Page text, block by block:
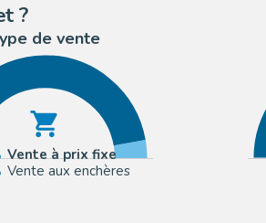
?
de vente
Vente à prix fixe
Vente aux enchères